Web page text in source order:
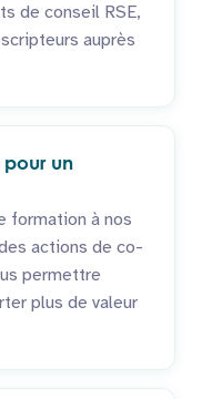
de conseil RSE,
auprès
un
formation à nos
actions de co-
permettre
plus de valeur